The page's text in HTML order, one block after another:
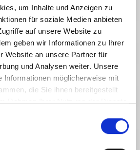
um Inhalte und Anzeigen zu
für soziale Medien anbieten
auf unsere Website zu
geben wir Informationen zu Ihrer
Website an unsere Partner für
und Analysen weiter. Unsere
Informationen möglicherweise mit
die Sie ihnen bereitgestellt
Rahmen Ihrer Nutzung der Dienste
der sich perfekt für das
das Spülen
oder das Schonwaschen
und komfortable Wechsel
erheblich und ermöglicht
an den jeweiligen
und die
Im Lieferumfang ist eine
enthalten. Die Hochdruckdüse